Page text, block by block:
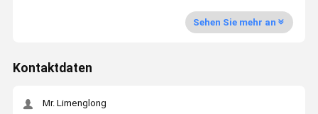
Sehen Sie mehr an
Kontaktdaten
Mr. Limenglong